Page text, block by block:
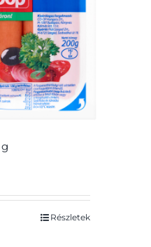
Részletek